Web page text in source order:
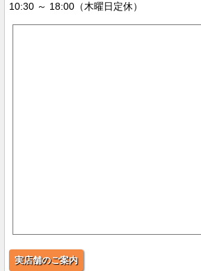
10:30 ～ 18:00（木曜日定休）
実店舗のご案内